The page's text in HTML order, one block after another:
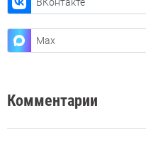
Max
Комментарии